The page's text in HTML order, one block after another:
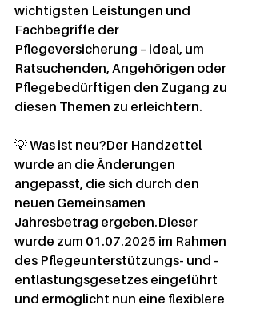
wichtigsten Leistungen und
Fachbegriffe der
Pflegeversicherung – ideal, um
Ratsuchenden, Angehörigen oder
Pflegebedürftigen den Zugang zu
diesen Themen zu erleichtern.
💡 Was ist neu?Der Handzettel
wurde an die Änderungen
angepasst, die sich durch den
neuen Gemeinsamen
Jahresbetrag ergeben.Dieser
wurde zum 01.07.2025 im Rahmen
des Pflegeunterstützungs- und -
entlastungsgesetzes eingeführt
und ermöglicht nun eine flexiblere